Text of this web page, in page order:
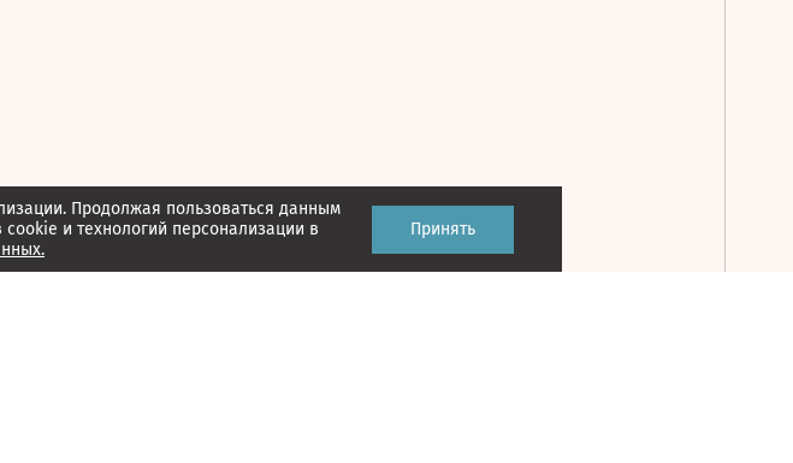
Продолжая пользоваться данным
и технологий персонализации в
Принять